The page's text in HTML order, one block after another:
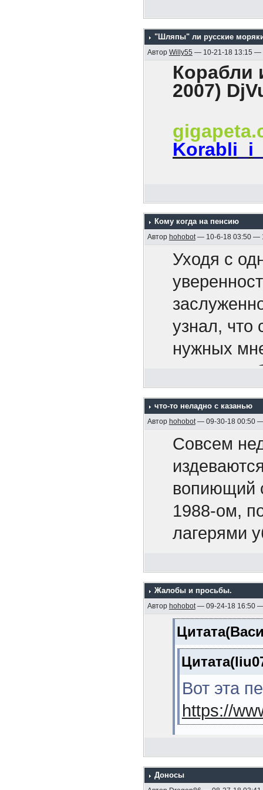
мира!».
каждого
всех
И как все,
Как были
твоим
"Шляпы" ли русские
Автор Willy55 — 10-21-18 13:15 —
Корабли
2007)
1.
2. Гибель
3. Боевые
Апальков
4.
5.
6. На
7.
8. Минные
2005, 128
9.
Р.М. ,
10.
1925 гг.
(Кузнецов
12.
13.
В.Я. ,
14.
15.
стр.)
Кому когда на пенсию
Автор hohobot— 10-6-18 03:50 —
Уходя с
узнал, что
нужных
вовсе на
65-ть
Сказать,
И тут не
завтра
Маркиз
что-то неладно с казанью
Автор hohobot— 09-30-18 00:50 —
Совсем
вопиющий
1988-ом,
лагерями
Так это
товарищ,
Жалобы и просьбы.
Автор hohobot— 09-24-18 16:50 —
Вот эта
https://
Лучше
Цитата
Доносы